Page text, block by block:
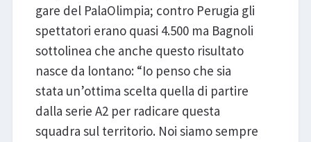
gare del PalaOlimpia; contro Perugia gli
spettatori erano quasi 4.500 ma Bagnoli
sottolinea che anche questo risultato
nasce da lontano: “Io penso che sia
stata un’ottima scelta quella di partire
dalla serie A2 per radicare questa
squadra sul territorio. Noi siamo sempre